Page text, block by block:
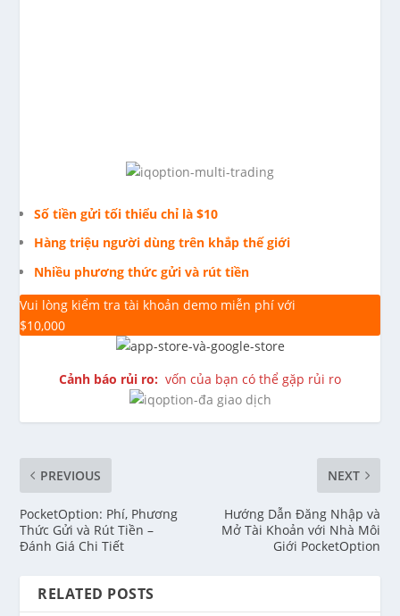
Số tiền gửi tối thiểu chỉ là $10
Hàng triệu người dùng trên khắp thế giới
Nhiều phương thức gửi và rút tiền
Vui lòng kiểm tra tài khoản demo miễn phí với
$10,000
Cảnh báo rủi ro: vốn của bạn có thể gặp rủi ro
PREVIOUS
PocketOption: Phí, Phương
Thức Gửi và Rút Tiền –
Đánh Giá Chi Tiết
NEXT
Hướng Dẫn Đăng Nhập và
Mở Tài Khoản với Nhà Môi
Giới PocketOption
RELATED POSTS